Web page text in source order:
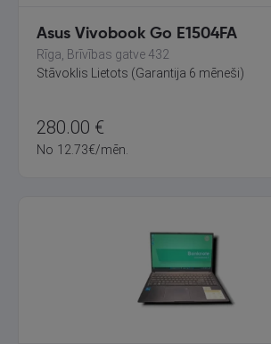
Asus Vivobook Go E1504FA
Rīga, Brīvības gatve 432
Stāvoklis Lietots (Garantija 6 mēneši)
280.00 €
No 12.73€/mēn.